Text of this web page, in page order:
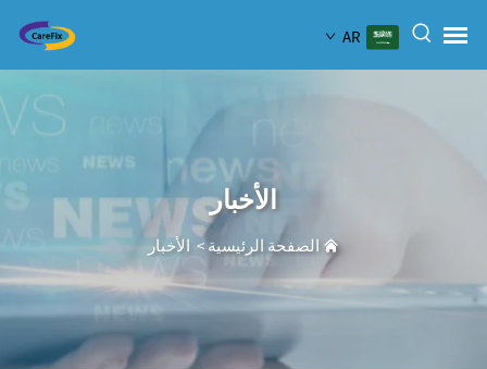
AR
الأخبار
الصفحة الرئيسية> الأخبار